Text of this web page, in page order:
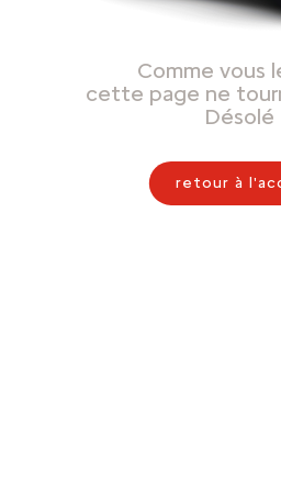
Comme vous
cette page ne
Désolé
retour à